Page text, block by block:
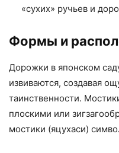
«сухих» ручьев и
Формы и
Дорожки в японском
извиваются, создавая
таинственности.
плоскими или
мостики (яцухаси)